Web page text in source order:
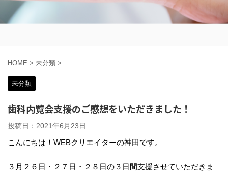
HOME > 未分類 >
未分類
歯科内覧会支援のご感想をいただきました！
投稿日： 2021年6月23日
こんにちは！WEBクリエイターの神田です。
３月２６日・２７日・２８日の３日間支援させていただきま